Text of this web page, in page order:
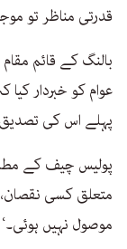
قدرتی مناظر تو
بالنگ کے قائم
عوام کو خبردار
پہلے اس کی
پولیس چیف کے
متعلق کسی
موصول نہیں ہوئی۔‘